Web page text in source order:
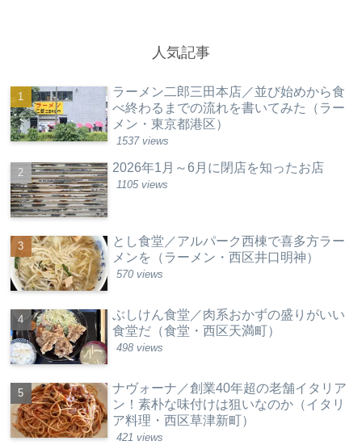
人気記事
ラーメン二郎三田本店／並び始めから食
べ終わるまでの流れを書いてみた（ラー
メン・東京都港区）
1537 views
2026年1月～6月に閉店を知ったお店
1105 views
とし食堂／アルパーク西棟で喜多方ラー
メンを（ラーメン・西区井口明神）
570 views
ぶしけん食堂／肉系おかずの盛りがいい
食堂だ（食堂・西区天満町）
498 views
ナヴォーナ／創業40年超の老舗イタリア
ン！素朴な味付けは狙いなのか（イタリ
ア料理・西区草津新町）
421 views